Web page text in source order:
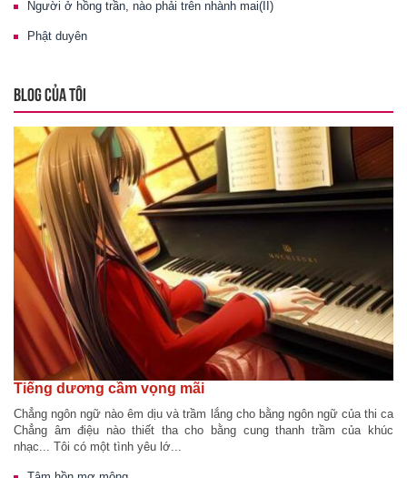
Người ở hồng trần, nào phải trên nhành mai(II)
Phật duyên
BLOG CỦA TÔI
Tiếng dương cầm vọng mãi
Chẳng ngôn ngữ nào êm dịu và trầm lắng cho bằng ngôn ngữ của thi ca
Chẳng âm điệu nào thiết tha cho bằng cung thanh trầm của khúc
nhạc... Tôi có một tình yêu lớ...